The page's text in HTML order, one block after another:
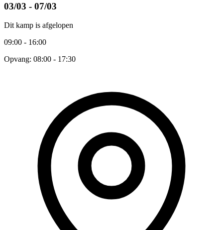
03/03 - 07/03
Dit kamp is afgelopen
09:00 - 16:00
Opvang: 08:00 - 17:30